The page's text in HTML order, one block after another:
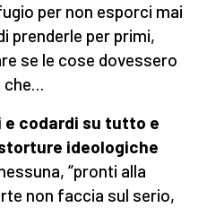
per non esporci mai
prenderle per primi,
se le cose dovessero
che…
codardi su tutto e
ideologiche
“pronti alla
non faccia sul serio,